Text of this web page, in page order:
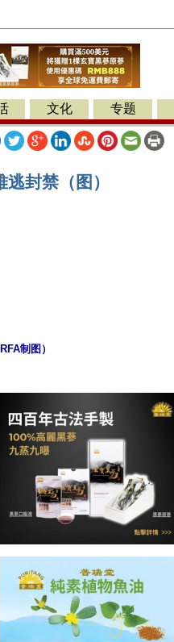
文化 专题
封禁（图）
制图）